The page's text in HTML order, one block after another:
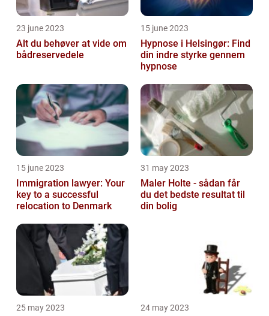
23 june 2023
Alt du behøver at vide om
bådreservedele
15 june 2023
Hypnose i Helsingør: Find
din indre styrke gennem
hypnose
15 june 2023
Immigration lawyer: Your
key to a successful
relocation to Denmark
31 may 2023
Maler Holte - sådan får
du det bedste resultat til
din bolig
25 may 2023 24 may 2023